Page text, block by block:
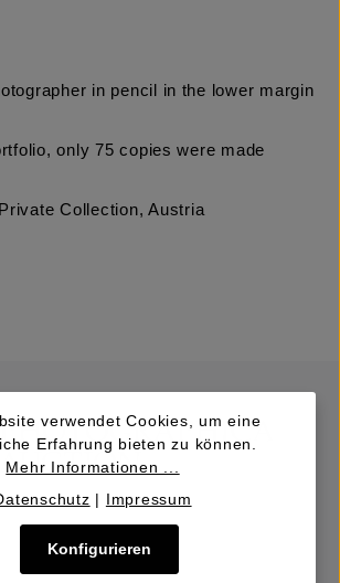
in pencil in the lower margin
only 75 copies were made
Collection, Austria
verwendet Cookies, um eine
Erfahrung bieten zu können.
Mehr Informationen ...
| Impressum
Konfigurieren